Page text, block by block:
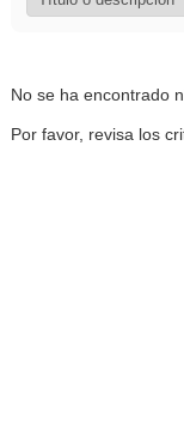
No se ha encontrado
Por favor, revisa los